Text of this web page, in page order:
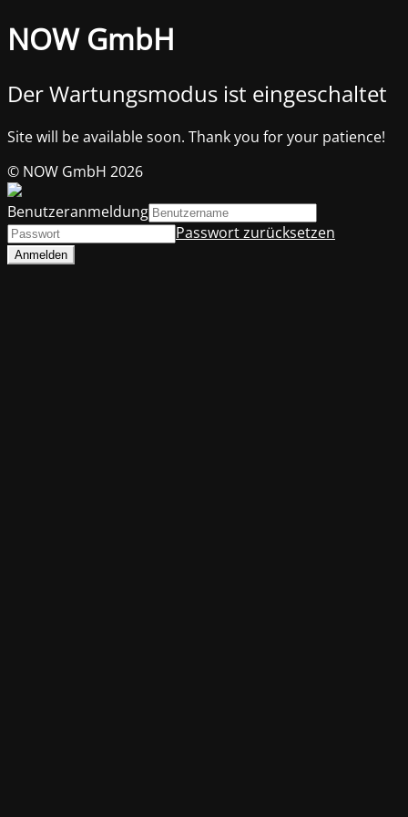
NOW GmbH
Der Wartungsmodus ist eingeschaltet
Site will be available soon. Thank you for your patience!
© NOW GmbH 2026
Benutzeranmeldung
Passwort zurücksetzen